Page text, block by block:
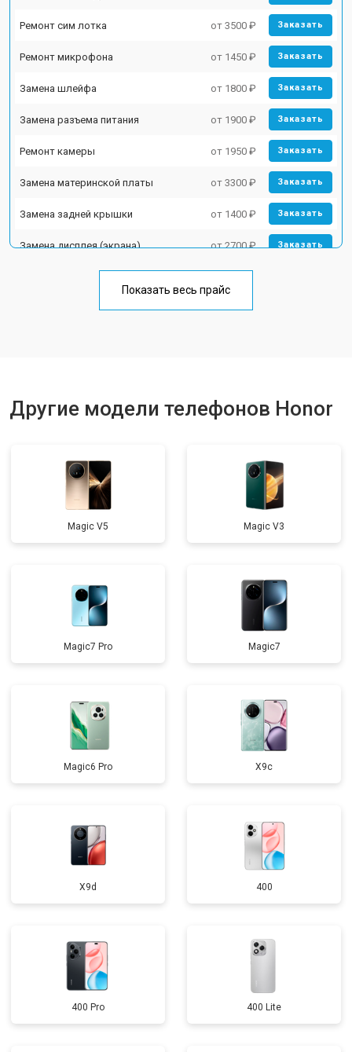
Ремонт сим лотка от 3500 ₽ Заказать
Ремонт микрофона от 1450 ₽ Заказать
Замена шлейфа от 1800 ₽ Заказать
Замена разъема питания от 1900 ₽ Заказать
Ремонт камеры от 1950 ₽ Заказать
Замена материнской платы от 3300 ₽ Заказать
Замена задней крышки от 1400 ₽ Заказать
Замена дисплея (экрана) от 2700 ₽ Заказать
Замена кнопки включения от 1750 ₽
Показать весь прайс
Другие модели телефонов Honor
Magic V5 Magic V3
Magic7 Pro Magic7
Magic6 Pro X9c
X9d 400
400 Pro 400 Lite